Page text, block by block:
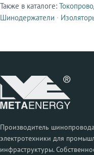
Смежные
Также в каталоге:
Шинодержатели ·
Производитель
электротехники для
инфраструктуры.